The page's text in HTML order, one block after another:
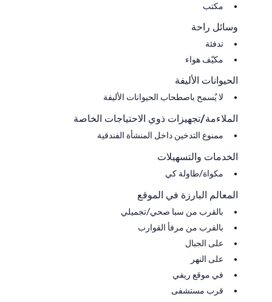
مكتب
وسائل راحة
تدفئة
مكيّف هواء
الحيوانات الأليفة
لا يُسمح باصطحاب الحيوانات الأليفة
الملاءمة/تجهيزات ذوي الاحتياجات الخاصة
ممنوع التدخين داخل المنشأة الفندقية
الخدمات والتسهيلات
مكواة/طاولة كي
المعالم البارزة في الموقع
بالقرب من سبا صحي/تجميلي
بالقرب من مرفأ القوارب
على الجبال
على النهر
في موقع ريفي
قرب مستشفى